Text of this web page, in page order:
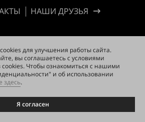
НАШИ ДРУЗЬЯ
для улучшения работы сайта.
вы соглашаетесь с условиями
Чтобы ознакомиться с нашими
и об использовании
здесь.
Я согласен